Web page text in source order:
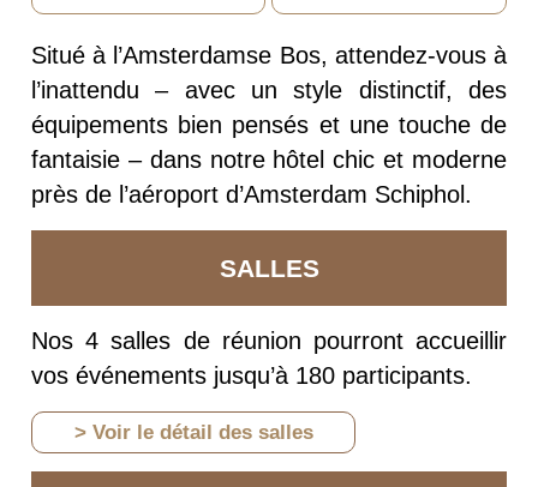
Situé à l’Amsterdamse Bos, attendez-vous à
l’inattendu – avec un style distinctif, des
équipements bien pensés et une touche de
fantaisie – dans notre hôtel chic et moderne
près de l’aéroport d’Amsterdam Schiphol.
SALLES
Nos 4 salles de réunion pourront accueillir
vos événements jusqu’à 180 participants.
> Voir le détail des salles